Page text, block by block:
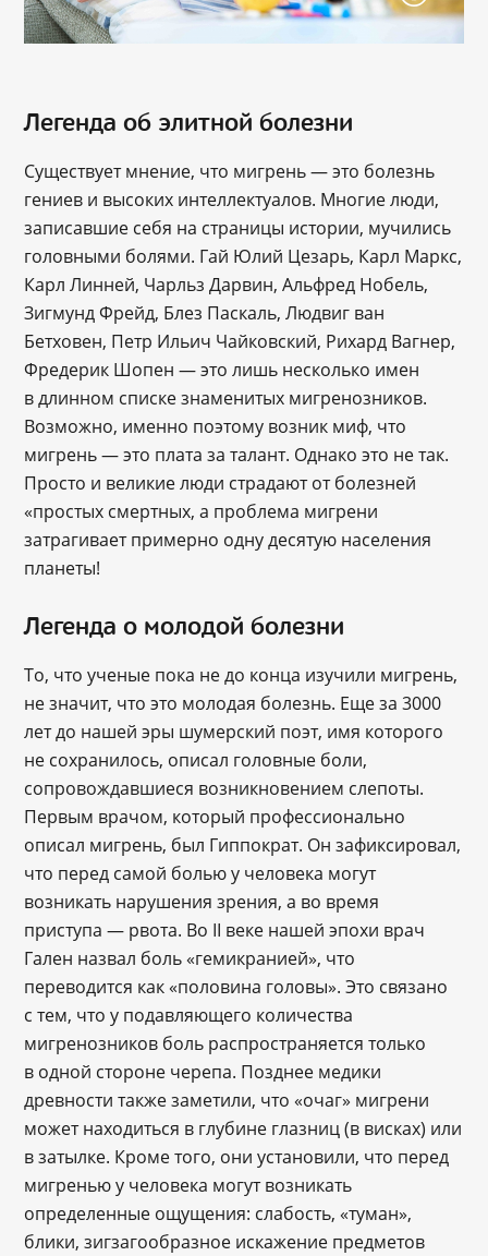
Легенда об элитной болезни
Существует мнение, что мигрень — это болезнь
гениев и высоких интеллектуалов. Многие люди,
записавшие себя на страницы истории, мучились
головными болями. Гай Юлий Цезарь, Карл Маркс,
Карл Линней, Чарльз Дарвин, Альфред Нобель,
Зигмунд Фрейд, Блез Паскаль, Людвиг ван
Бетховен, Петр Ильич Чайковский, Рихард Вагнер,
Фредерик Шопен — это лишь несколько имен
в длинном списке знаменитых мигренозников.
Возможно, именно поэтому возник миф, что
мигрень — это плата за талант. Однако это не так.
Просто и великие люди страдают от болезней
«простых смертных, а проблема мигрени
затрагивает примерно одну десятую населения
планеты!
Легенда о молодой болезни
То, что ученые пока не до конца изучили мигрень,
не значит, что это молодая болезнь. Еще за 3000
лет до нашей эры шумерский поэт, имя которого
не сохранилось, описал головные боли,
сопровождавшиеся возникновением слепоты.
Первым врачом, который профессионально
описал мигрень, был Гиппократ. Он зафиксировал,
что перед самой болью у человека могут
возникать нарушения зрения, а во время
приступа — рвота. Во II веке нашей эпохи врач
Гален назвал боль «гемикранией», что
переводится как «половина головы». Это связано
с тем, что у подавляющего количества
мигренозников боль распространяется только
в одной стороне черепа. Позднее медики
древности также заметили, что «очаг» мигрени
может находиться в глубине глазниц (в висках) или
в затылке. Кроме того, они установили, что перед
мигренью у человека могут возникать
определенные ощущения: слабость, «туман»,
блики, зигзагообразное искажение предметов